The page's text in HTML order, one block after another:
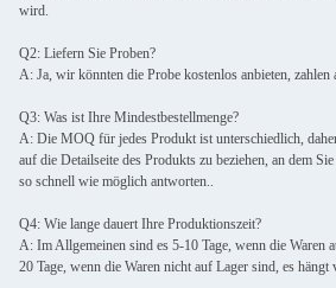
wird.
Q2: Liefern Sie Proben?
A: Ja, wir könnten die Probe kostenlos anbieten, zahlen
Q3: Was ist Ihre Mindestbestellmenge?
A: Die MOQ für jedes Produkt ist unterschiedlich,
auf die Detailseite des Produkts zu beziehen, an dem
so schnell wie möglich antworten..
Q4: Wie lange dauert Ihre Produktionszeit?
A: Im Allgemeinen sind es 5-10 Tage, wenn die Waren
20 Tage, wenn die Waren nicht auf Lager sind, es hängt